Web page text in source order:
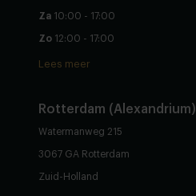
Za 10:00 - 17:00
Zo 12:00 - 17:00
Lees meer
Rotterdam (Alexandrium)
Watermanweg 215
3067 GA Rotterdam
Zuid-Holland